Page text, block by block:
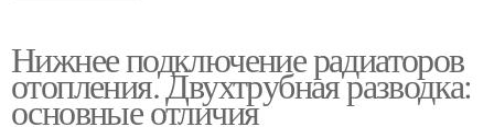
Нижнее подключение радиаторов
отопления. Двухтрубная разводка:
основные отличия